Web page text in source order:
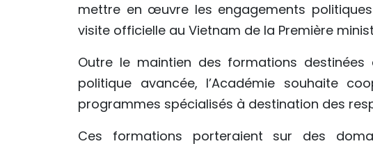
mettre en œuvre les engagements
visite officielle au Vietnam de la Première
Outre le maintien des formations
politique avancée, l’Académie souhaite
programmes spécialisés à destination des
Ces formations porteraient sur des